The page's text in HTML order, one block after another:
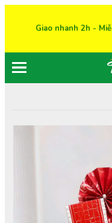
Giao nhanh 2h -